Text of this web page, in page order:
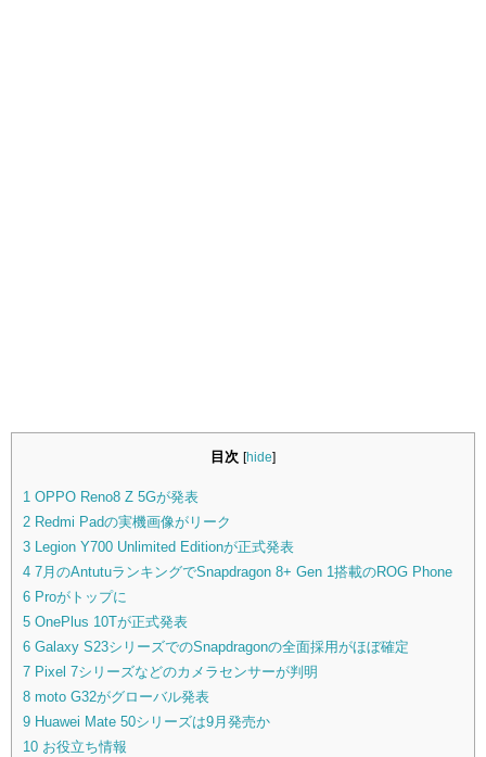
目次 [hide]
1 OPPO Reno8 Z 5Gが発表
2 Redmi Padの実機画像がリーク
3 Legion Y700 Unlimited Editionが正式発表
4 7月のAntutuランキングでSnapdragon 8+ Gen 1搭載のROG Phone
6 Proがトップに
5 OnePlus 10Tが正式発表
6 Galaxy S23シリーズでのSnapdragonの全面採用がほぼ確定
7 Pixel 7シリーズなどのカメラセンサーが判明
8 moto G32がグローバル発表
9 Huawei Mate 50シリーズは9月発売か
10 お役立ち情報